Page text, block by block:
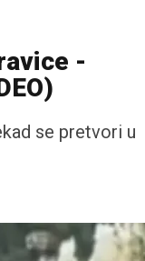
-
se pretvori u